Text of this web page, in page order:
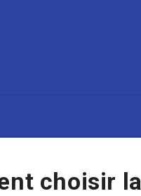
choisir